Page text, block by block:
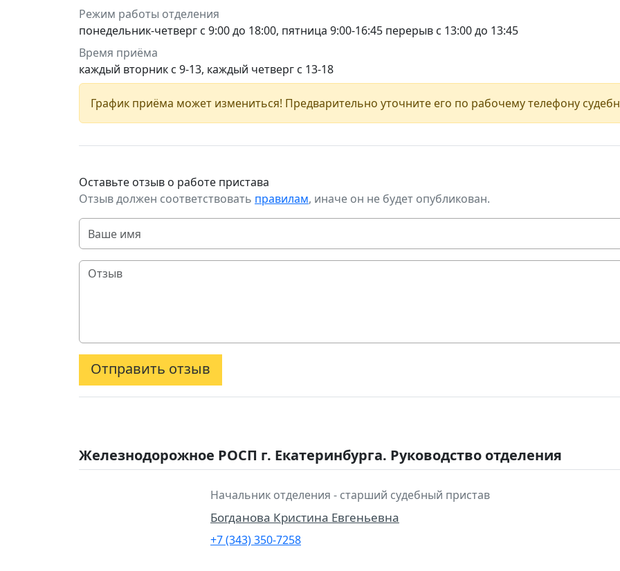
Режим работы отделения
понедельник-четверг с 9:00 до 18:00, пятница 9:00-16:45 перерыв с 13:00 до 13:45
Время приёма
каждый вторник с 9-13, каждый четверг с 13-18
График приёма может измениться! Предварительно уточните его по рабочему телефону
Оставьте отзыв о работе пристава
Отзыв должен соответствовать правилам, иначе он не будет опубликован.
Отправить отзыв
Железнодорожное РОСП г. Екатеринбурга. Руководство отделения
Начальник отделения - старший судебный пристав
Богданова Кристина Евгеньевна
+7 (343) 350-7258